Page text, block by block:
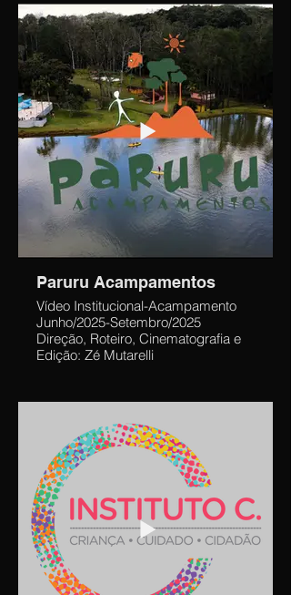
novo remédio porque suas crises
estão piorando, porém esse
medicamento tem fortes efeitos
colaterais que começam a afetar
muito a sua vida.
Produzi, Escrevi e Dirigi 11 atores e
30 membros de equipe, lidando
com o limite imposto pela
universidade de 4 dias de filmagem,
por no máximo 12 horas ao dia com
uma mudança de locação em dois
dias. Coordenei a pós-produção do
filme de 12,40 min que, devido à
pandemia, foi realizado em 2021 e
início de 2022.
Paruru Acampamentos
Vídeo Institucional-Acampamento
Junho/2025-Setembro/2025
Direção, Roteiro, Cinematografia e
Edição: Zé Mutarelli